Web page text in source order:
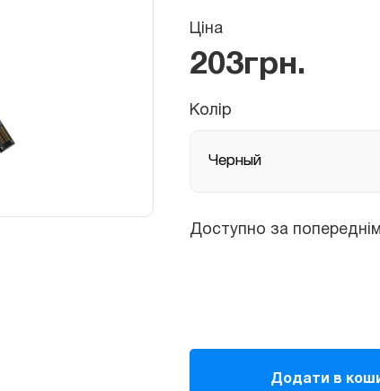
Ціна
203грн.
Колір
Шлейф
Додати в